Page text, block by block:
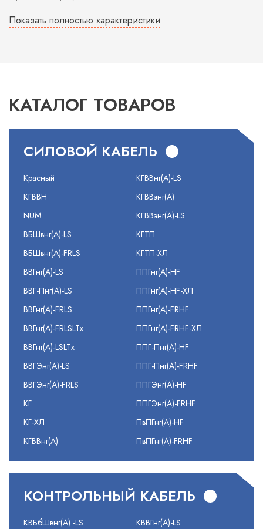
Показать полностью характеристики
КАТАЛОГ ТОВАРОВ
СИЛОВОЙ КАБЕЛЬ
Красный
КГВВН
NUM
ВБШвнг(А)-LS
ВБШвнг(А)-FRLS
ВВГнг(А)-LS
ВВГ-Пнг(А)-LS
ВВГнг(А)-FRLS
ВВГнг(А)-FRLSLTx
ВВГнг(А)-LSLTx
ВВГЭнг(А)-LS
ВВГЭнг(А)-FRLS
КГ
КГ-ХЛ
КГВВнг(А)
КГВВнг(А)-LS
КГВВэнг(А)
КГВВэнг(А)-LS
КГТП
КГТП-ХЛ
ППГнг(А)-HF
ППГнг(А)-HF-ХЛ
ППГнг(А)-FRHF
ППГнг(А)-FRHF-ХЛ
ППГ-Пнг(А)-HF
ППГ-Пнг(А)-FRHF
ППГЭнг(А)-HF
ППГЭнг(А)-FRHF
ПвПГнг(А)-HF
ПвПГнг(А)-FRHF
КОНТРОЛЬНЫЙ КАБЕЛЬ
КВБбШвнг(А) -LS
КВВГнг(А)-LS